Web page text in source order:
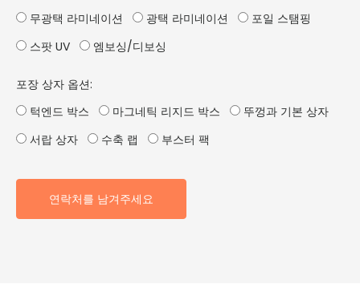
무광택 라미네이션
광택 라미네이션
포일 스탬핑
스팟 UV
엠보싱/디보싱
포장 상자 옵션:
턱엔드 박스
마그네틱 리지드 박스
뚜껑과 기본 상자
서랍 상자
수축 랩 부스터 팩
연락처를 남겨주세요